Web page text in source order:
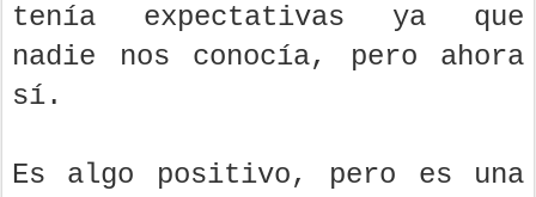
tenía expectativas ya que
nadie nos conocía, pero ahora
sí.
Es algo positivo, pero es una